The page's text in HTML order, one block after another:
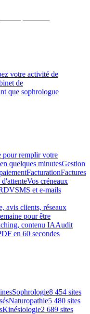
votre activité de
de
que sophrologue
pour remplir votre
quelques minutesGestion
FacturationFactures
Vos créneaux
SMS et e-mails
avis clients, réseaux
pour être
contenu IAAudit
en 60 secondes
Sophrologie8 454 sites
Naturopathie5 480 sites
Kinésiologie2 689 sites